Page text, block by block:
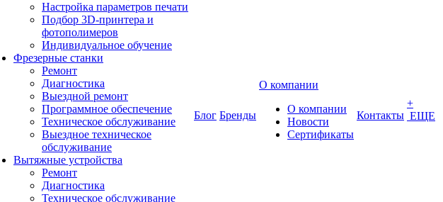
Настройка параметров печати
Подбор 3D-принтера и
фотополимеров
Индивидуальное обучение
Фрезерные станки
Ремонт
Диагностика
Выездной ремонт
Программное обеспечение
Техническое обслуживание
Выездное техническое
обслуживание
Вытяжные устройства
Ремонт
Диагностика
Техническое обслуживание
Блог Бренды
О компании
О компании
Новости
Сертификаты
Контакты
+
ЕЩЕ